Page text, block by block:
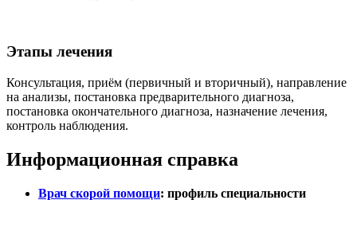
Этапы лечения
Консультация, приём (первичный и вторичный), направление
на анализы, постановка предварительного диагноза,
постановка окончательного диагноза, назначение лечения,
контроль наблюдения.
Информационная справка
Врач скорой помощи: профиль специальности